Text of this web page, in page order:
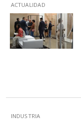
ACTUALIDAD
INDUSTRIA